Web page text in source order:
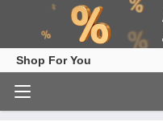
Shop For You